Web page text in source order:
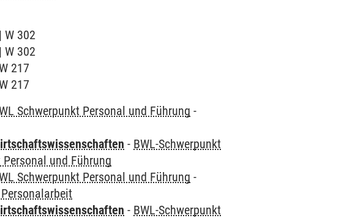
W 302
W 302
217
217
Schwerpunkt Personal und Führung -
- BWL-Schwerpunkt
und Führung
Schwerpunkt Personal und Führung -
- BWL-Schwerpunkt